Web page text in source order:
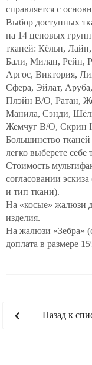
справляется с
Выбор доступных
на 14 ценовых
тканей: Кёльн,
Бали, Милан, Рейн,
Аргос, Виктория,
Сфера, Эйлат,
Плэйн В/О, Ратан,
Манила, Сэнди,
Жемчуг В/О, Скрин
Большинство
легко выберете себе
Стоимость
согласовании
и тип ткани).
На «косые» жалюзи
изделия.
На жалюзи «Зебра»
доплата в размере
Назад к